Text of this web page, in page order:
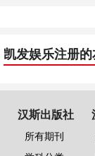
凯发娱乐注册
汉斯出版社
所有期刊